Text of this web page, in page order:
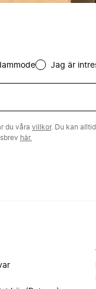
Jag är
du våra villkor. Du kan
här.